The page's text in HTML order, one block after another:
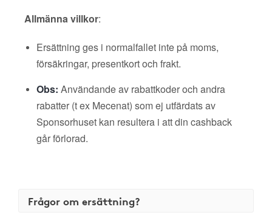
Allmänna villkor:
Ersättning ges i normalfallet inte på moms,
försäkringar, presentkort och frakt.
Obs: Användande av rabattkoder och andra
rabatter (t ex Mecenat) som ej utfärdats av
Sponsorhuset kan resultera i att din cashback
går förlorad.
Frågor om ersättning?